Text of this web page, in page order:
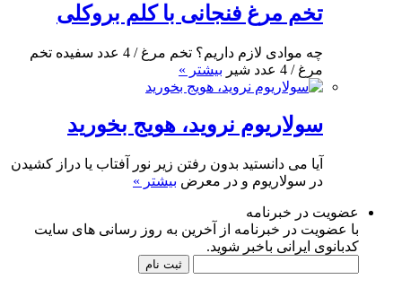
تخم مرغ فنجانی با کلم بروکلی
چه موادی لازم داریم؟ تخم مرغ / 4 عدد سفیده تخم
مرغ / 4 عدد شیر
بیشتر »
سولاریوم نروید، هویج بخورید
آیا می دانستید بدون رفتن زیر نور آفتاب یا دراز کشیدن
در سولاریوم و در معرض بیشتر »
عضویت در خبرنامه
با عضویت در خبرنامه از آخرین به روز رسانی های سایت
کدبانوی ایرانی باخبر شوید.